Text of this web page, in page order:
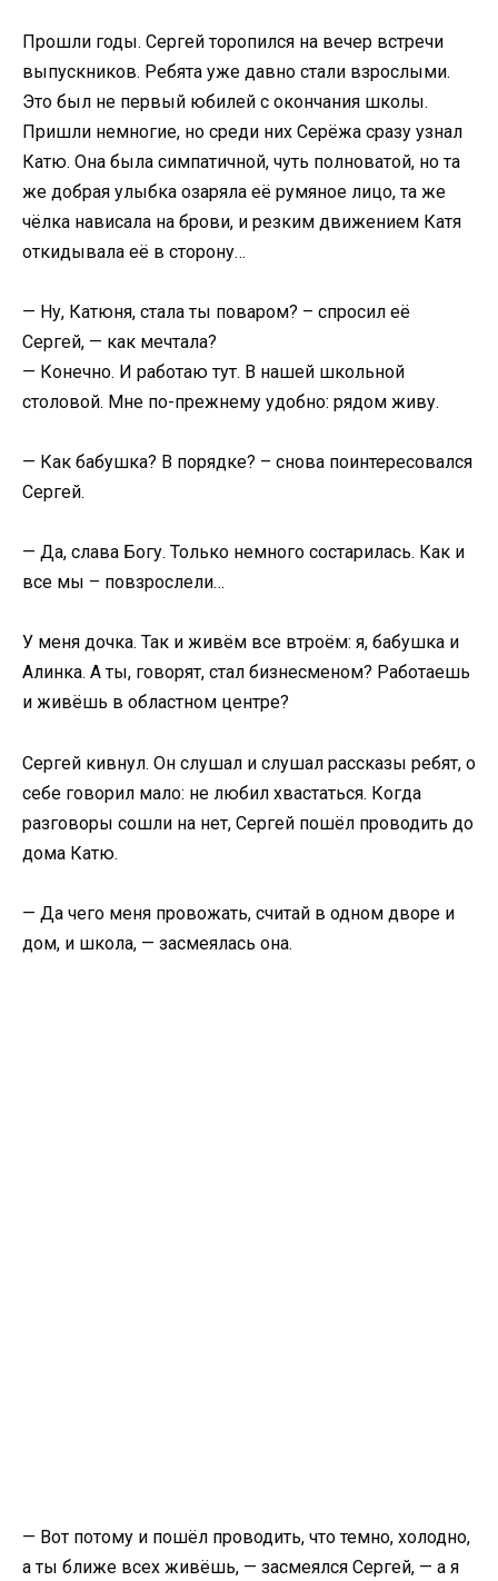
Прошли годы. Сергей торопился на вечер встречи
выпускников. Ребята уже давно стали взрослыми.
Это был не первый юбилей с окончания школы.
Пришли немногие, но среди них Серёжа сразу узнал
Катю. Она была симпатичной, чуть полноватой, но та
же добрая улыбка озаряла её румяное лицо, та же
чёлка нависала на брови, и резким движением Катя
откидывала её в сторону…
— Ну, Катюня, стала ты поваром? – спросил её
Сергей, — как мечтала?
— Конечно. И работаю тут. В нашей школьной
столовой. Мне по-прежнему удобно: рядом живу.
— Как бабушка? В порядке? – снова поинтересовался
Сергей.
— Да, слава Богу. Только немного состарилась. Как и
все мы – повзрослели…
У меня дочка. Так и живём все втроём: я, бабушка и
Алинка. А ты, говорят, стал бизнесменом? Работаешь
и живёшь в областном центре?
Сергей кивнул. Он слушал и слушал рассказы ребят, о
себе говорил мало: не любил хвастаться. Когда
разговоры сошли на нет, Сергей пошёл проводить до
дома Катю.
— Да чего меня провожать, считай в одном дворе и
дом, и школа, — засмеялась она.
— Вот потому и пошёл проводить, что темно, холодно,
а ты ближе всех живёшь, — засмеялся Сергей, — а я